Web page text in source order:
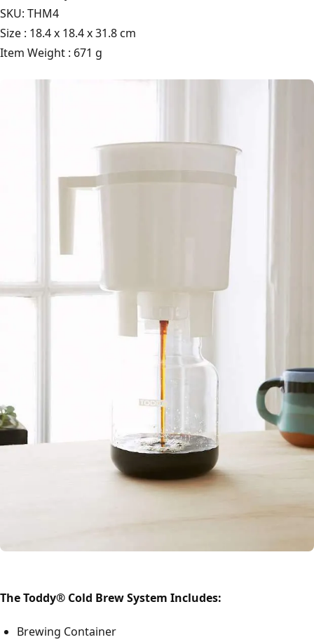
SKU: THM4
Size : 18.4 x 18.4 x 31.8 cm
Item Weight : 671 g
The Toddy® Cold Brew System Includes:
Brewing Container